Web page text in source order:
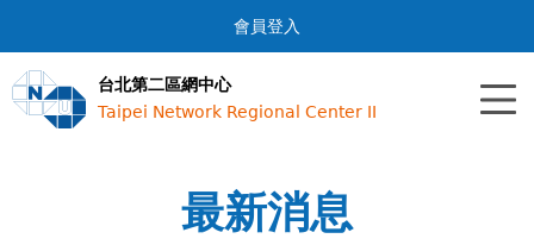
Jump to navigation
會員登入
台北第二區網中心
Taipei Network Regional Center II
最新消息